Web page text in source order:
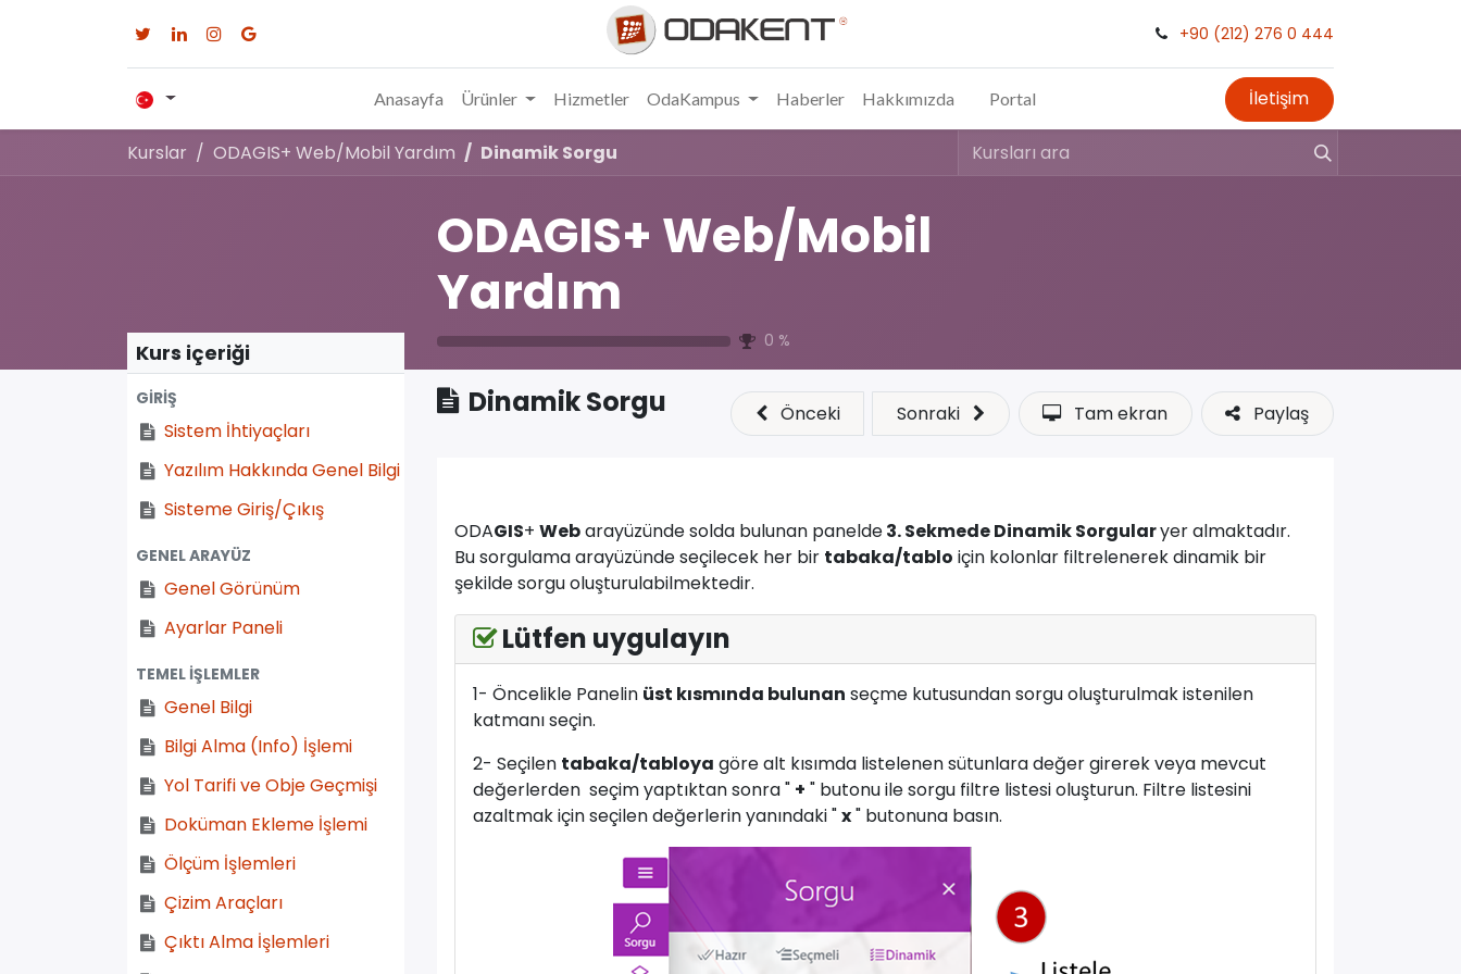
+90 (212) 276 0 444
Anasayfa Ürünler Hizmetler OdaKampus Haberler Hakkımızda Portal İletişim
Kurslar ODAGIS+ Web/Mobil Yardım Dinamik Sorgu
ODAGIS+ Web/Mobil
Yardım
0 %
Kurs içeriği
GİRİŞ
Sistem İhtiyaçları
Yazılım Hakkında Genel Bilgi
Sisteme Giriş/Çıkış
GENEL ARAYÜZ
Genel Görünüm
Ayarlar Paneli
TEMEL İŞLEMLER
Genel Bilgi
Bilgi Alma (Info) İşlemi
Yol Tarifi ve Obje Geçmişi
Doküman Ekleme İşlemi
Ölçüm İşlemleri
Çizim Araçları
Çıktı Alma İşlemleri
Dinamik Sorgu Önceki Sonraki Tam ekran Paylaş
ODAGIS+ Webarayüzünde solda bulunan panelde3. Sekmede Dinamik Sorgularyer almaktadır.
Bu sorgulama arayüzünde seçilecek her bir tabaka/tablo için kolonlar filtrelenerek dinamik bir
şekilde sorgu oluşturulabilmektedir.
Lütfen uygulayın
1- Öncelikle Panelin üst kısmında bulunan seçme kutusundan sorgu oluşturulmak istenilen
katmanı seçin.
2- Seçilen tabaka/tabloya göre alt kısımda listelenen sütunlara değer girerek veya mevcut
değerlerden seçim yaptıktan sonra " + " butonu ile sorgu filtre listesi oluşturun. Filtre listesini
azaltmak için seçilen değerlerin yanındaki "x" butonuna basın.